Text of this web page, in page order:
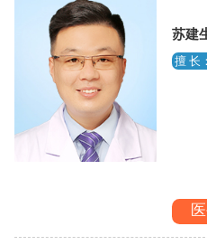
苏建
擅 长：